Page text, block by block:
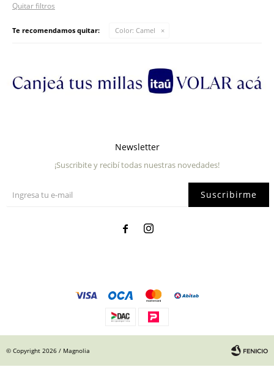
Quitar filtros
Te recomendamos quitar: Color: Camel
Newsletter
¡Suscribite y recibí todas nuestras novedades!
Suscribirme
 
© Copyright 2026 / Magnolia